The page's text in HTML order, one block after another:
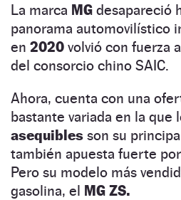
La marca MG desapareció
panorama automovilístico
en 2020 volvió con fuerza
del consorcio chino SAIC.
Ahora, cuenta con una
bastante variada en la que
asequibles son su
también apuesta fuerte
Pero su modelo más
gasolina, el MG ZS.